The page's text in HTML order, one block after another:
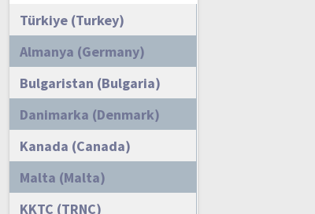
Türkiye (Turkey)
Almanya (Germany)
Bulgaristan (Bulgaria)
Danimarka (Denmark)
Kanada (Canada)
Malta (Malta)
KKTC (TRNC)